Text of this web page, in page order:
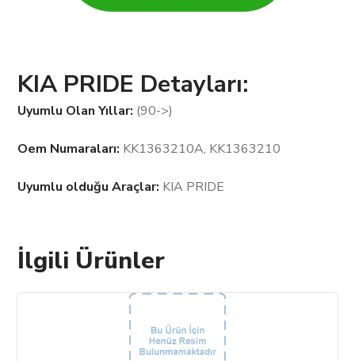
KIA PRIDE Detayları:
Uyumlu Olan Yıllar: (90->)
Oem Numaraları: KK1363210A, KK1363210
Uyumlu olduğu Araçlar: KIA PRIDE
İlgili Ürünler